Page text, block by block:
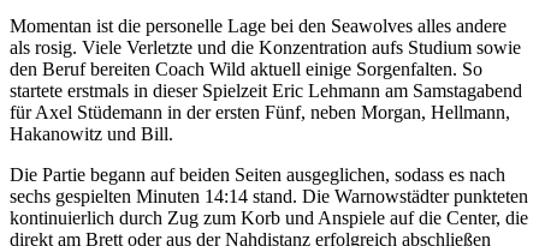
Momentan ist die personelle Lage bei den Seawolves alles andere
als rosig. Viele Verletzte und die Konzentration aufs Studium sowie
den Beruf bereiten Coach Wild aktuell einige Sorgenfalten. So
startete erstmals in dieser Spielzeit Eric Lehmann am Samstagabend
für Axel Stüdemann in der ersten Fünf, neben Morgan, Hellmann,
Hakanowitz und Bill.
Die Partie begann auf beiden Seiten ausgeglichen, sodass es nach
sechs gespielten Minuten 14:14 stand. Die Warnowstädter punkteten
kontinuierlich durch Zug zum Korb und Anspiele auf die Center, die
direkt am Brett oder aus der Nahdistanz erfolgreich abschließen